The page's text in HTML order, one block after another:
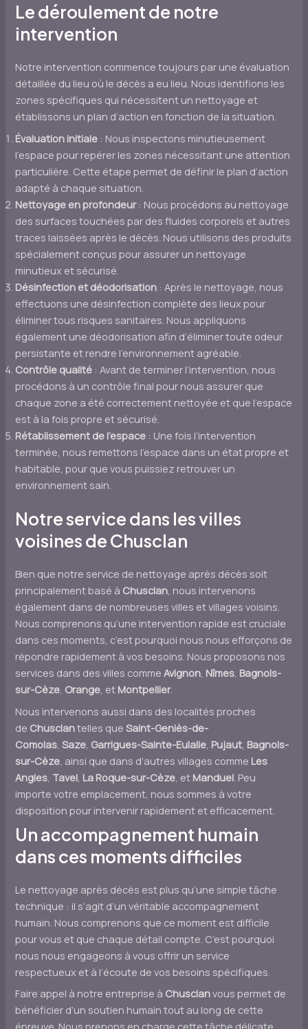
Le déroulement de notre
intervention
Notre intervention commence toujours par une évaluation
détaillée du lieu où le décès a eu lieu. Nous identifions les
zones spécifiques qui nécessitent un nettoyage et
établissons un plan d’action en fonction de la situation.
Évaluation initiale : Nous inspectons minutieusement
l’espace pour repérer les zones nécessitant une attention
particulière. Cette étape permet de définir le plan d’action
adapté à chaque situation.
Nettoyage en profondeur: Nous procédons au nettoyage
des surfaces touchées par des fluides corporels et autres
traces laissées après le décès. Nous utilisons des produits
spécialement conçus pour assurer un nettoyage
minutieux et sécurisé.
Désinfection et déodorisation : Après le nettoyage, nous
effectuons une désinfection complète des lieux pour
éliminer tous risques sanitaires. Nous appliquons
également une déodorisation afin d’éliminer toute odeur
persistante et rendre l’environnement agréable.
Contrôle qualité : Avant de terminer l’intervention, nous
procédons à un contrôle final pour nous assurer que
chaque zone a été correctement nettoyée et que l’espace
est à la fois propre et sécurisé.
Rétablissement de l’espace : Une fois l’intervention
terminée, nous remettons l’espace dans un état propre et
habitable, pour que vous puissiez retrouver un
environnement sain.
Notre service dans les villes
voisines de Chusclan
Bien que notre service de nettoyage après décès soit
principalement basé à Chusclan, nous intervenons
également dans de nombreuses villes et villages voisins.
Nous comprenons qu’une intervention rapide est cruciale
dans ces moments, c’est pourquoi nous nous efforçons de
répondre rapidement à vos besoins. Nous proposons nos
services dans des villes commeAvignon, Nîmes, Bagnols-
sur-Cèze, Orange, et Montpellier.
Nous intervenons aussi dans des localités proches
de Chusclantelles queSaint-Geniès-de-
Comolas ,Saze Garrigues-Sainte-Eulalie Pujaut Bagnols-
sur-Cèze , ainsi que dans d’autres villages comme Les
Angles Tavel La Roque-sur-Cèze , et Manduel . Peu
importe votre emplacement, nous sommes à votre
disposition pour intervenir rapidement et efficacement.
Un accompagnement humain
dans ces moments difficiles
Le nettoyage après décès est plus qu’une simple tâche
technique : il s’agit d’un véritable accompagnement
humain. Nous comprenons que ce moment est difficile
pour vous et que chaque détail compte. C’est pourquoi
nous nous engageons à vous offrir un service
respectueux et à l’écoute de vos besoins spécifiques.
Faire appel à notre entreprise à Chusclanvous permet de
bénéficier d’un soutien humain tout au long de cette